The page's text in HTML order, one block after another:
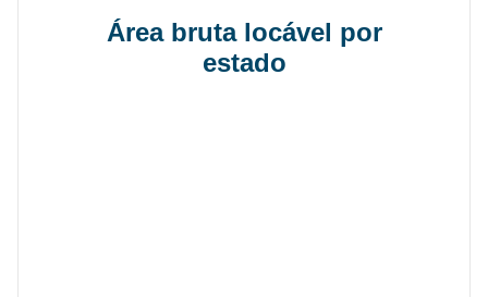
Área bruta locável por
estado